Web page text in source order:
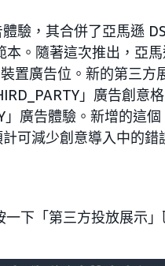
驗，其合併了亞馬遜
本。隨著這次推出，亞
置廣告位。新的第三
」廣告創意
」廣告體驗。新增的這
可減少創意導入中的錯
下「第三方投放展示